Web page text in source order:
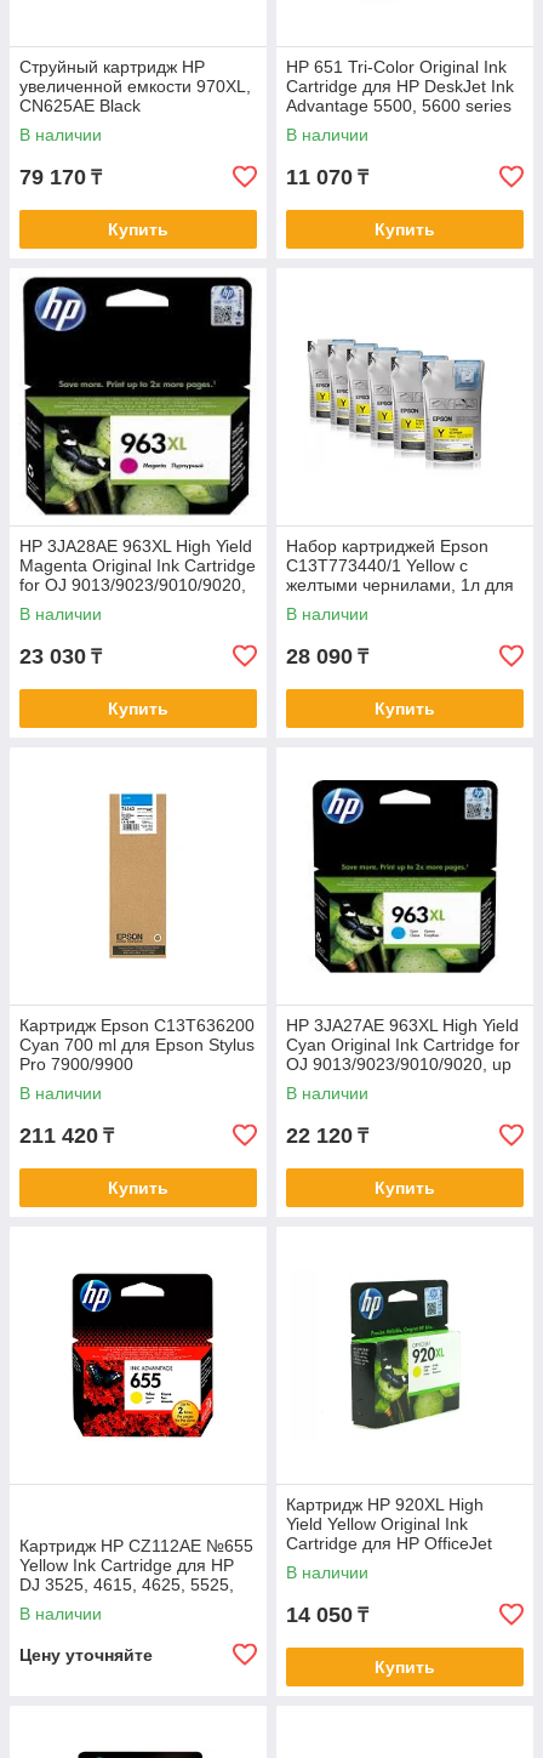
Струйный картридж HP
увеличенной емкости 970XL,
СN625AE Black
В наличии
79 170 ₸
Купить
HP 651 Tri-Color Original Ink
Cartridge для HP DeskJet Ink
Advantage 5500, 5600 series
В наличии
11 070 ₸
Купить
HP 3JA28AE 963XL High Yield
Magenta Original Ink Cartridge
for OJ 9013/9023/9010/9020,
up to 1600 pages
В наличии
23 030 ₸
Купить
Набор картриджей Epson
C13T773440/1 Yellow с
желтыми чернилами, 1л для
Epson SureColor SC-
B6000/B7000
В наличии
28 090 ₸
Купить
Картридж Epson C13T636200
Cyan 700 ml для Epson Stylus
Pro 7900/9900
В наличии
211 420 ₸
Купить
HP 3JA27AE 963XL High Yield
Cyan Original Ink Cartridge for
OJ 9013/9023/9010/9020, up
to 1600 pages
В наличии
22 120 ₸
Купить
Картридж HP CZ112AE №655
Yellow Ink Cartridge для HP
DJ 3525, 4615, 4625, 5525,
6525 e-All-in-One
В наличии
Цену уточняйте
Картридж HP 920XL High
Yield Yellow Original Ink
Cartridge для HP OfficeJet
6000. 6500. 7000. 7500 series
В наличии
14 050 ₸
Купить